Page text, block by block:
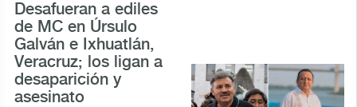
Desafueran a ediles
de MC en Úrsulo
Galván e Ixhuatlán,
Veracruz; los ligan a
desaparición y
asesinato